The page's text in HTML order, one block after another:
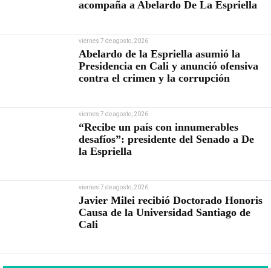
acompaña a Abelardo De La Espriella
viernes 7 de agosto, 2026
Abelardo de la Espriella asumió la
Presidencia en Cali y anunció ofensiva
contra el crimen y la corrupción
viernes 7 de agosto, 2026
“Recibe un país con innumerables
desafíos”: presidente del Senado a De
la Espriella
viernes 7 de agosto, 2026
Javier Milei recibió Doctorado Honoris
Causa de la Universidad Santiago de
Cali